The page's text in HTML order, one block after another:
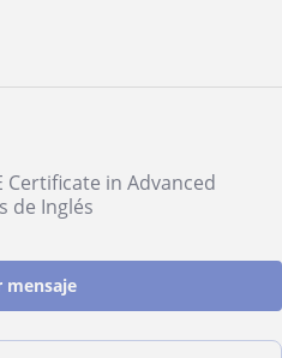
Certificate in Advanced
de Inglés
mensaje